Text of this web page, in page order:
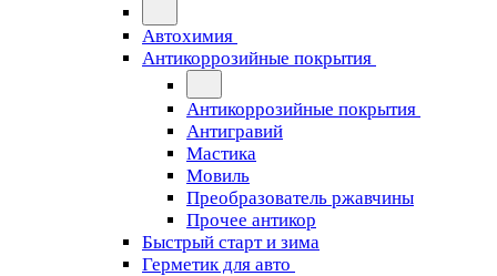
Автохимия
Антикоррозийные покрытия
Антикоррозийные покрытия
Антигравий
Мастика
Мовиль
Преобразователь ржавчины
Прочее антикор
Быстрый старт и зима
Герметик для авто